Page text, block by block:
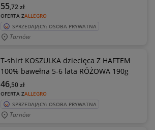
OFERTA ZALLEGRO
55,72zł
SPRZEDAJĄCY: OSOBA PRYWATNA
Tarnów
T-shirt KOSZULKA dziecięca Z HAFTEM
100% bawełna 5-6 lata RÓŻOWA 190g
OFERTA ZALLEGRO
46,50zł
SPRZEDAJĄCY: OSOBA PRYWATNA
Tarnów